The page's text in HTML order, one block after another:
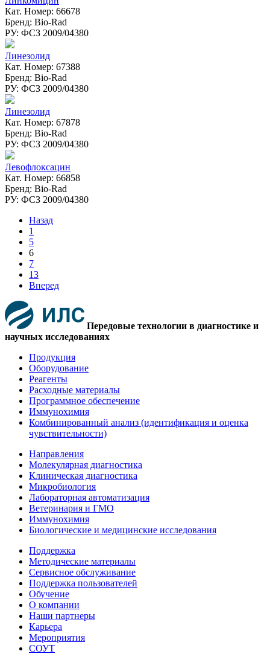
Кат. Номер: 66678
Бренд: Bio-Rad
РУ: ФСЗ 2009/04380
Линезолид
Кат. Номер: 67388
Бренд: Bio-Rad
РУ: ФСЗ 2009/04380
Линезолид
Кат. Номер: 67878
Бренд: Bio-Rad
РУ: ФСЗ 2009/04380
Левофлоксацин
Кат. Номер: 66858
Бренд: Bio-Rad
РУ: ФСЗ 2009/04380
Назад
1
5
6
7
13
Вперед
Передовые технологии в диагностике и
научных исследованиях
Продукция
Оборудование
Реагенты
Расходные материалы
Программное обеспечение
Иммунохимия
Комбинированный анализ (идентификация и оценка
чувствительности)
Направления
Молекулярная диагностика
Клиническая диагностика
Микробиология
Лабораторная автоматизация
Ветеринария и ГМО
Иммунохимия
Биологические и медицинские исследования
Поддержка
Методические материалы
Сервисное обслуживание
Поддержка пользователей
Обучение
О компании
Наши партнеры
Карьера
Мероприятия
СОУТ